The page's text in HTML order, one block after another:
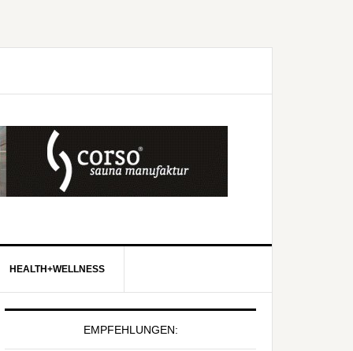
HEALTH+WELLNESS
EMPFEHLUNGEN: